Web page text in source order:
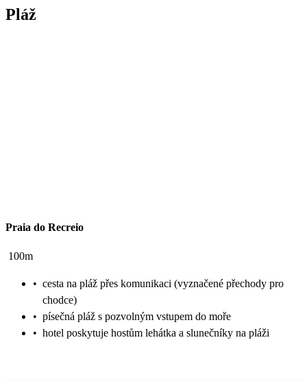
Pláž
Praia do Recreio
100m
• cesta na pláž přes komunikaci (vyznačené přechody pro
chodce)
• písečná pláž s pozvolným vstupem do moře
• hotel poskytuje hostům lehátka a slunečníky na pláži